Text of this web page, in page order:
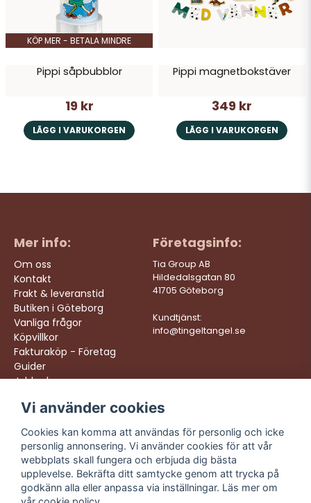
KÖP MER - BETALA MINDRE
Pippi såpbubblor
19 kr
LÄGG I VARUKORGEN
Pippi magnetbokstäver
349 kr
LÄGG I VARUKORGEN
Mer info:
Om oss
Kontakt
Frakt & leveranstid
Butiken i Göteborg
Vanliga frågor
Köpvillkor
Fakturaköp - Företag
Guider
Jobba hos oss
Företagsinfo:
Tia Group AB
Hildedalsgatan 80
41705 Göteborg
Kundtjänst:
info@tingeltangel.se
Följ oss:
Instagram
Facebook
TikTok
YouTube
Vi levererar:
Snabba leveranser
Trygga köp
Fri frakt över 499:-
Trevlig kundtjänst
Vi använder cookies
Cookies kan komma att användas för personlig och icke
personlig annonsering. Vi använder cookies för att vår
webbplats skall fungera och erbjuda dig bästa
upplevelse. Bekräfta ditt samtycke genom att trycka på
godkänn alla eller anpassa via inställningar. Läs mer om